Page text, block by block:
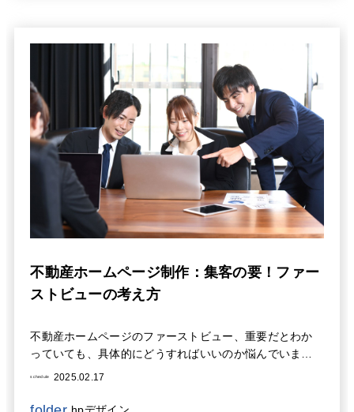
不動産ホームページ制作：集客の要！ファー
ストビューの考え方
不動産ホームページのファーストビュー、重要だとわか
っていても、具体的にどうすればいいのか悩んでいませ
んか？この記事では、不動産会社ホームページのファー
体的な方法を解説します。理想の顧客を惹きつけ、問い
schedule 2025.02.17